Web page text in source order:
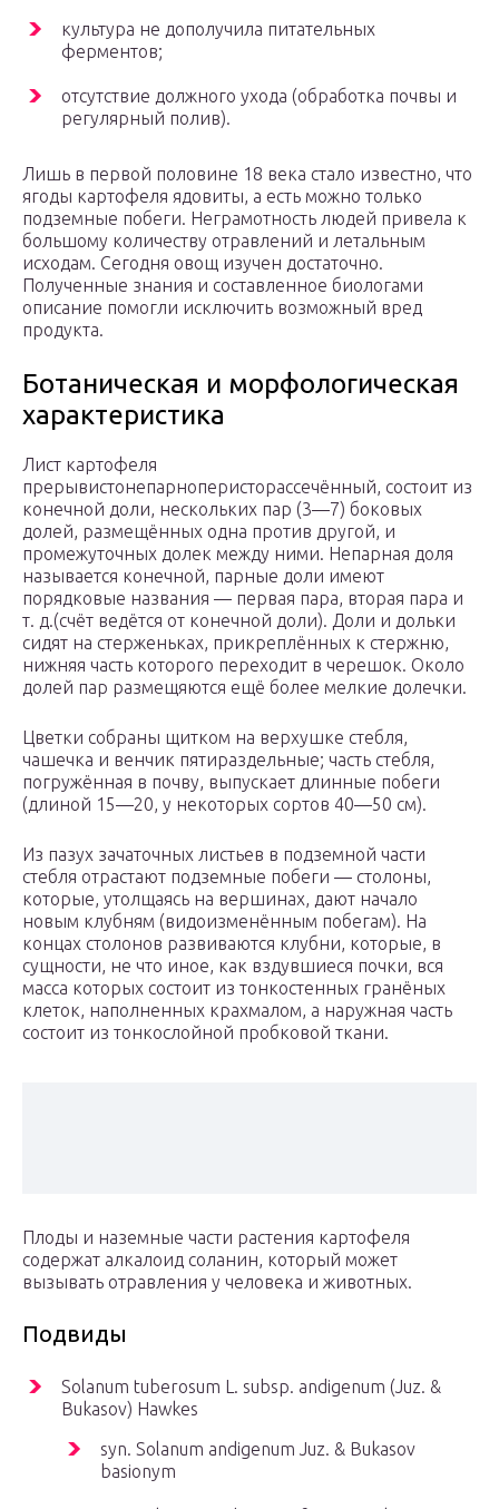
культура не дополучила питательных
ферментов;
отсутствие должного ухода (обработка почвы и
регулярный полив).
Лишь в первой половине 18 века стало известно, что
ягоды картофеля ядовиты, а есть можно только
подземные побеги. Неграмотность людей привела к
большому количеству отравлений и летальным
исходам. Сегодня овощ изучен достаточно.
Полученные знания и составленное биологами
описание помогли исключить возможный вред
продукта.
Ботаническая и морфологическая
характеристика
Лист картофеля
прерывистонепарноперисторассечённый, состоит из
конечной доли, нескольких пар (3—7) боковых
долей, размещённых одна против другой, и
промежуточных долек между ними. Непарная доля
называется конечной, парные доли имеют
порядковые названия — первая пара, вторая пара и
т. д.(счёт ведётся от конечной доли). Доли и дольки
сидят на стерженьках, прикреплённых к стержню,
нижняя часть которого переходит в черешок. Около
долей пар размещяются ещё более мелкие долечки.
Цветки собраны щитком на верхушке стебля,
чашечка и венчик пятираздельные; часть стебля,
погружённая в почву, выпускает длинные побеги
(длиной 15—20, у некоторых сортов 40—50 см).
Из пазух зачаточных листьев в подземной части
стебля отрастают подземные побеги — столоны,
которые, утолщаясь на вершинах, дают начало
новым клубням (видоизменённым побегам). На
концах столонов развиваются клубни, которые, в
сущности, не что иное, как вздувшиеся почки, вся
масса которых состоит из тонкостенных гранёных
клеток, наполненных крахмалом, а наружная часть
состоит из тонкослойной пробковой ткани.
Плоды и наземные части растения картофеля
содержат алкалоид соланин, который может
вызывать отравления у человека и животных.
Подвиды
Solanum tuberosum L. subsp. andigenum (Juz. &
Bukasov) Hawkes
syn. Solanum andigenum Juz. & Bukasov
basionym